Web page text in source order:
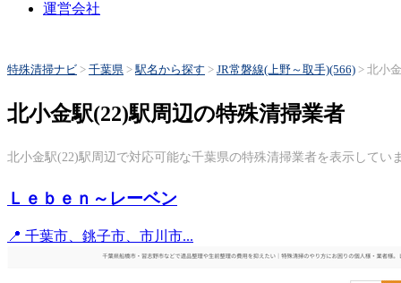
運営会社
特殊清掃ナビ > 千葉県 >駅名から探す > JR常磐線(上野～取手)(566) > 北小
北小金駅(22)駅周辺の特殊清掃業者
北小金駅(22)駅周辺で対応可能な千葉県の特殊清掃業者を表示してい
Ｌｅｂｅｎ～レーベン
📍 千葉市、銚子市、市川市...